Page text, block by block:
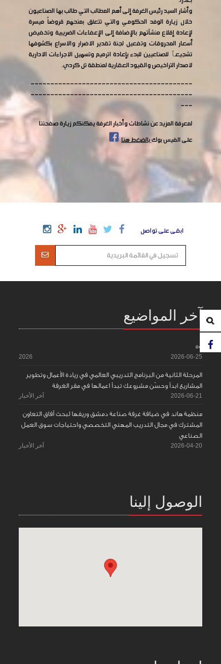
وأشار السيد رئيس الغرفة إلى أهم المطالب التي طالب بها الصناعيون
خلال زيارة الوفد الحكومي والتي تتعلق بمنحهم قروضاً ميسرة
لإعادة إقلاع منشآتهم بالإضافة إلى الإعفاءات الضريبية وتخفيض
أسعار المحروقات وتفعيل لجنة تقدير الاضرار والاسراع بكشوفها
تشجيعٱ للصناعيين للبدء بإعادة اترميم وتسهيل الاجراءات الادارية
لاصدار التراخيص والقيود العقارية لمنطقة تل كردي.
-----------------------------------------
-----------------------------------------
---
لمعرفة المزيد عن نشاطات وأخبار الغرفة يمكنكم زيارة صفحتنا
على الفيس بوكبالضغط هنا
ابقى على تواصل
آخر المواضيع
55
2026-06-25
2026
المرحلة الثانية من البرنامج التدريبي العالمي في ريادة الأعمال وتطوير
المشاريع ابدأ وحسّن مشروعك تبدأ اعمالها في مقر الغرفة
2026-06-21 آخر الأخبار
منظمة هاند في ضيافة غرفة صناعة دمشق وريفها لبحث آفاق التعاون
المشترك في مجال التدريب المهني التخصصي واحتياجات سوق العمل
الصناعي
2026-04-20 آخر الأخبار
الوصول إلينا